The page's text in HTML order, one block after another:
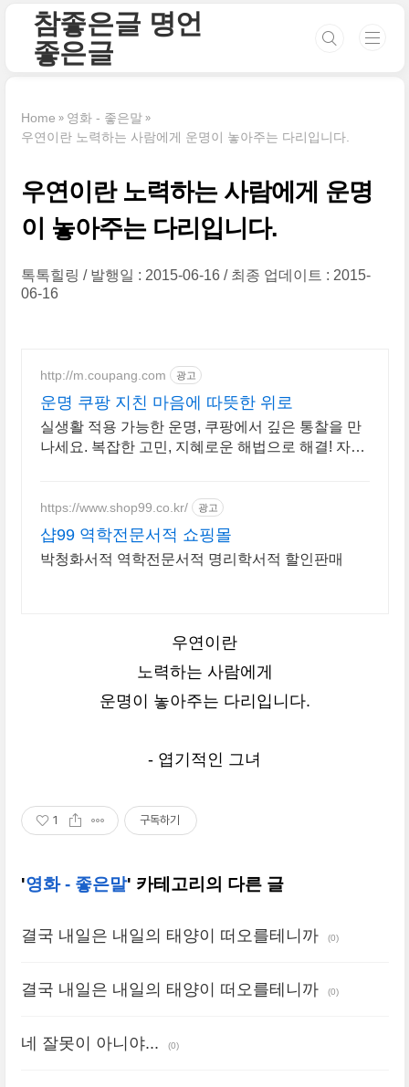
참좋은글 명언
좋은글
Home
영화 - 좋은말
우연이란 노력하는 사람에게 운명이 놓아주는 다리입니다.
우연이란 노력하는 사람에게 운명
이 놓아주는 다리입니다.
톡톡힐링 발행일 : 2015-06-16
최종 업데이트 : 2015-
06-16
http://m.coupang.com 광고
운명 쿠팡 지친 마음에 따뜻한 위로
실생활 적용 가능한 운명, 쿠팡에서 깊은 통찰을 만
나세요. 복잡한 고민, 지혜로운 해법으로 해결! 자기
https://www.shop99.co.kr/ 광고
샵99 역학전문서적 쇼핑몰
박청화서적 역학전문서적 명리학서적 할인판매
우연이란
노력하는 사람에게
운명이 놓아주는 다리입니다.
- 엽기적인 그녀
1 구독하기
'영화 - 좋은말' 카테고리의 다른 글
결국 내일은 내일의 태양이 떠오를테니까 (0)
결국 내일은 내일의 태양이 떠오를테니까 (0)
네 잘못이 아니야... (0)